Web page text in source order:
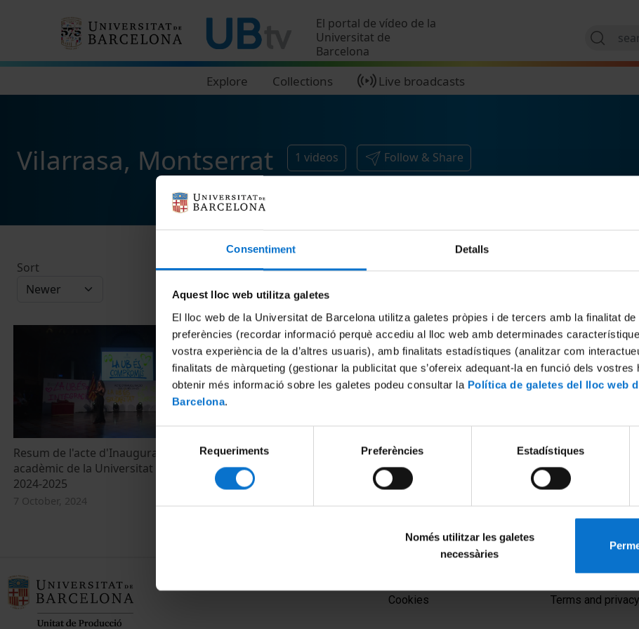
Consentiment Detalls
Aquest lloc web utilitza galetes
El lloc web de la Universitat de Barcelona utilitza galetes pròpies i de tercers amb la finalitat
preferències (recordar informació perquè accediu al lloc web amb determinades
vostra experiència de la d’altres usuaris), amb finalitats estadístiques (analitzar com
finalitats de màrqueting (gestionar la publicitat que s’ofereix adequant-la en funció dels
obtenir més informació sobre les galetes podeu consultar la Política de galetes del lloc web
Barcelona.
de
consentiment
Requeriments Preferències Estadístiques
Només utilitzar les galetes
necessàries
El portal de vídeo de la
Universitat de
Barcelona
Explore Collections Live broadcasts
Vilarrasa, Montserrat 1 videos Follow & Share
Sort
Resum de l'acte d'Inauguració del curs
acadèmic de la Universitat de Barcelona
2024-2025
7 October, 2024
Cookies
PEU 2
Terms and privacy